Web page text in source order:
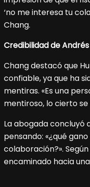
‘no me interesa tu
Chang.
Credibilidad de
Chang destacó que
confiable, ya que ha
mentiras. «Es una
mentiroso, lo cierto se
La abogada concluyó
pensando: «¿qué
colaboración?».
encaminado hacia